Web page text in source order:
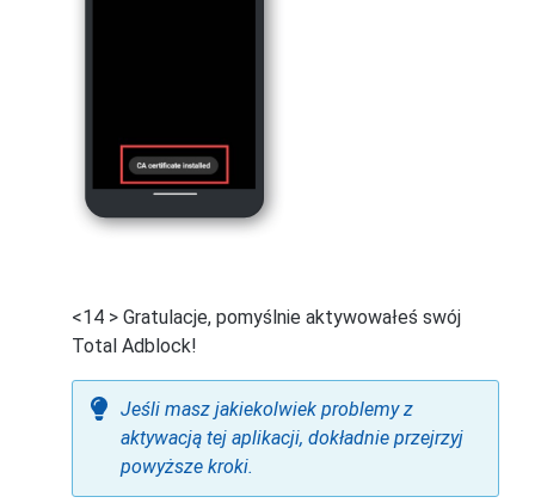
<14 > Gratulacje, pomyślnie aktywowałeś swój
Total Adblock!
Jeśli masz jakiekolwiek problemy z
aktywacją tej aplikacji, dokładnie przejrzyj
powyższe kroki.